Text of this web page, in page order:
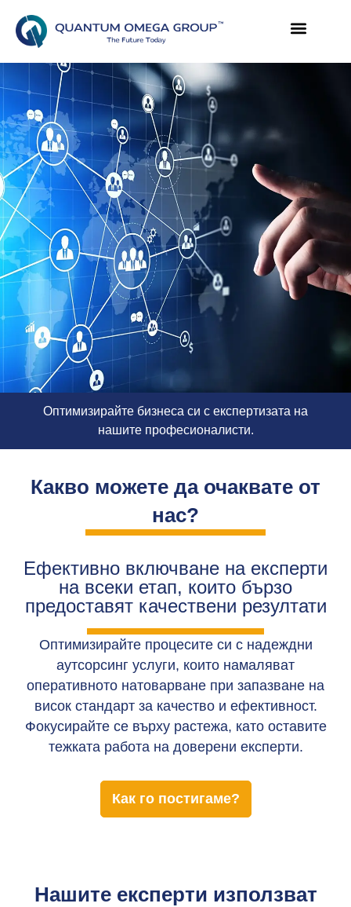
Оптимизирайте бизнеса си с експертизата на
нашите професионалисти.
Какво можете да очаквате от
нас?
Ефективно включване на експерти
на всеки етап, които бързо
предоставят качествени резултати
Оптимизирайте процесите си с надеждни
аутсорсинг услуги, които намаляват
оперативното натоварване при запазване на
висок стандарт за качество и ефективност.
Фокусирайте се върху растежа, като оставите
тежката работа на доверени експерти.
Как го постигаме?
Нашите експерти използват